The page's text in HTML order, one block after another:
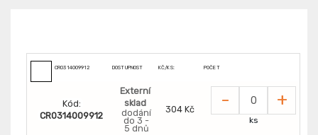
CR0314009912 DOSTUPNOST KČ/KS: POČET
Kód:
CR0314009912
Externí
sklad
dodání
do 3 -
5 dnů
304 Kč - +
ks